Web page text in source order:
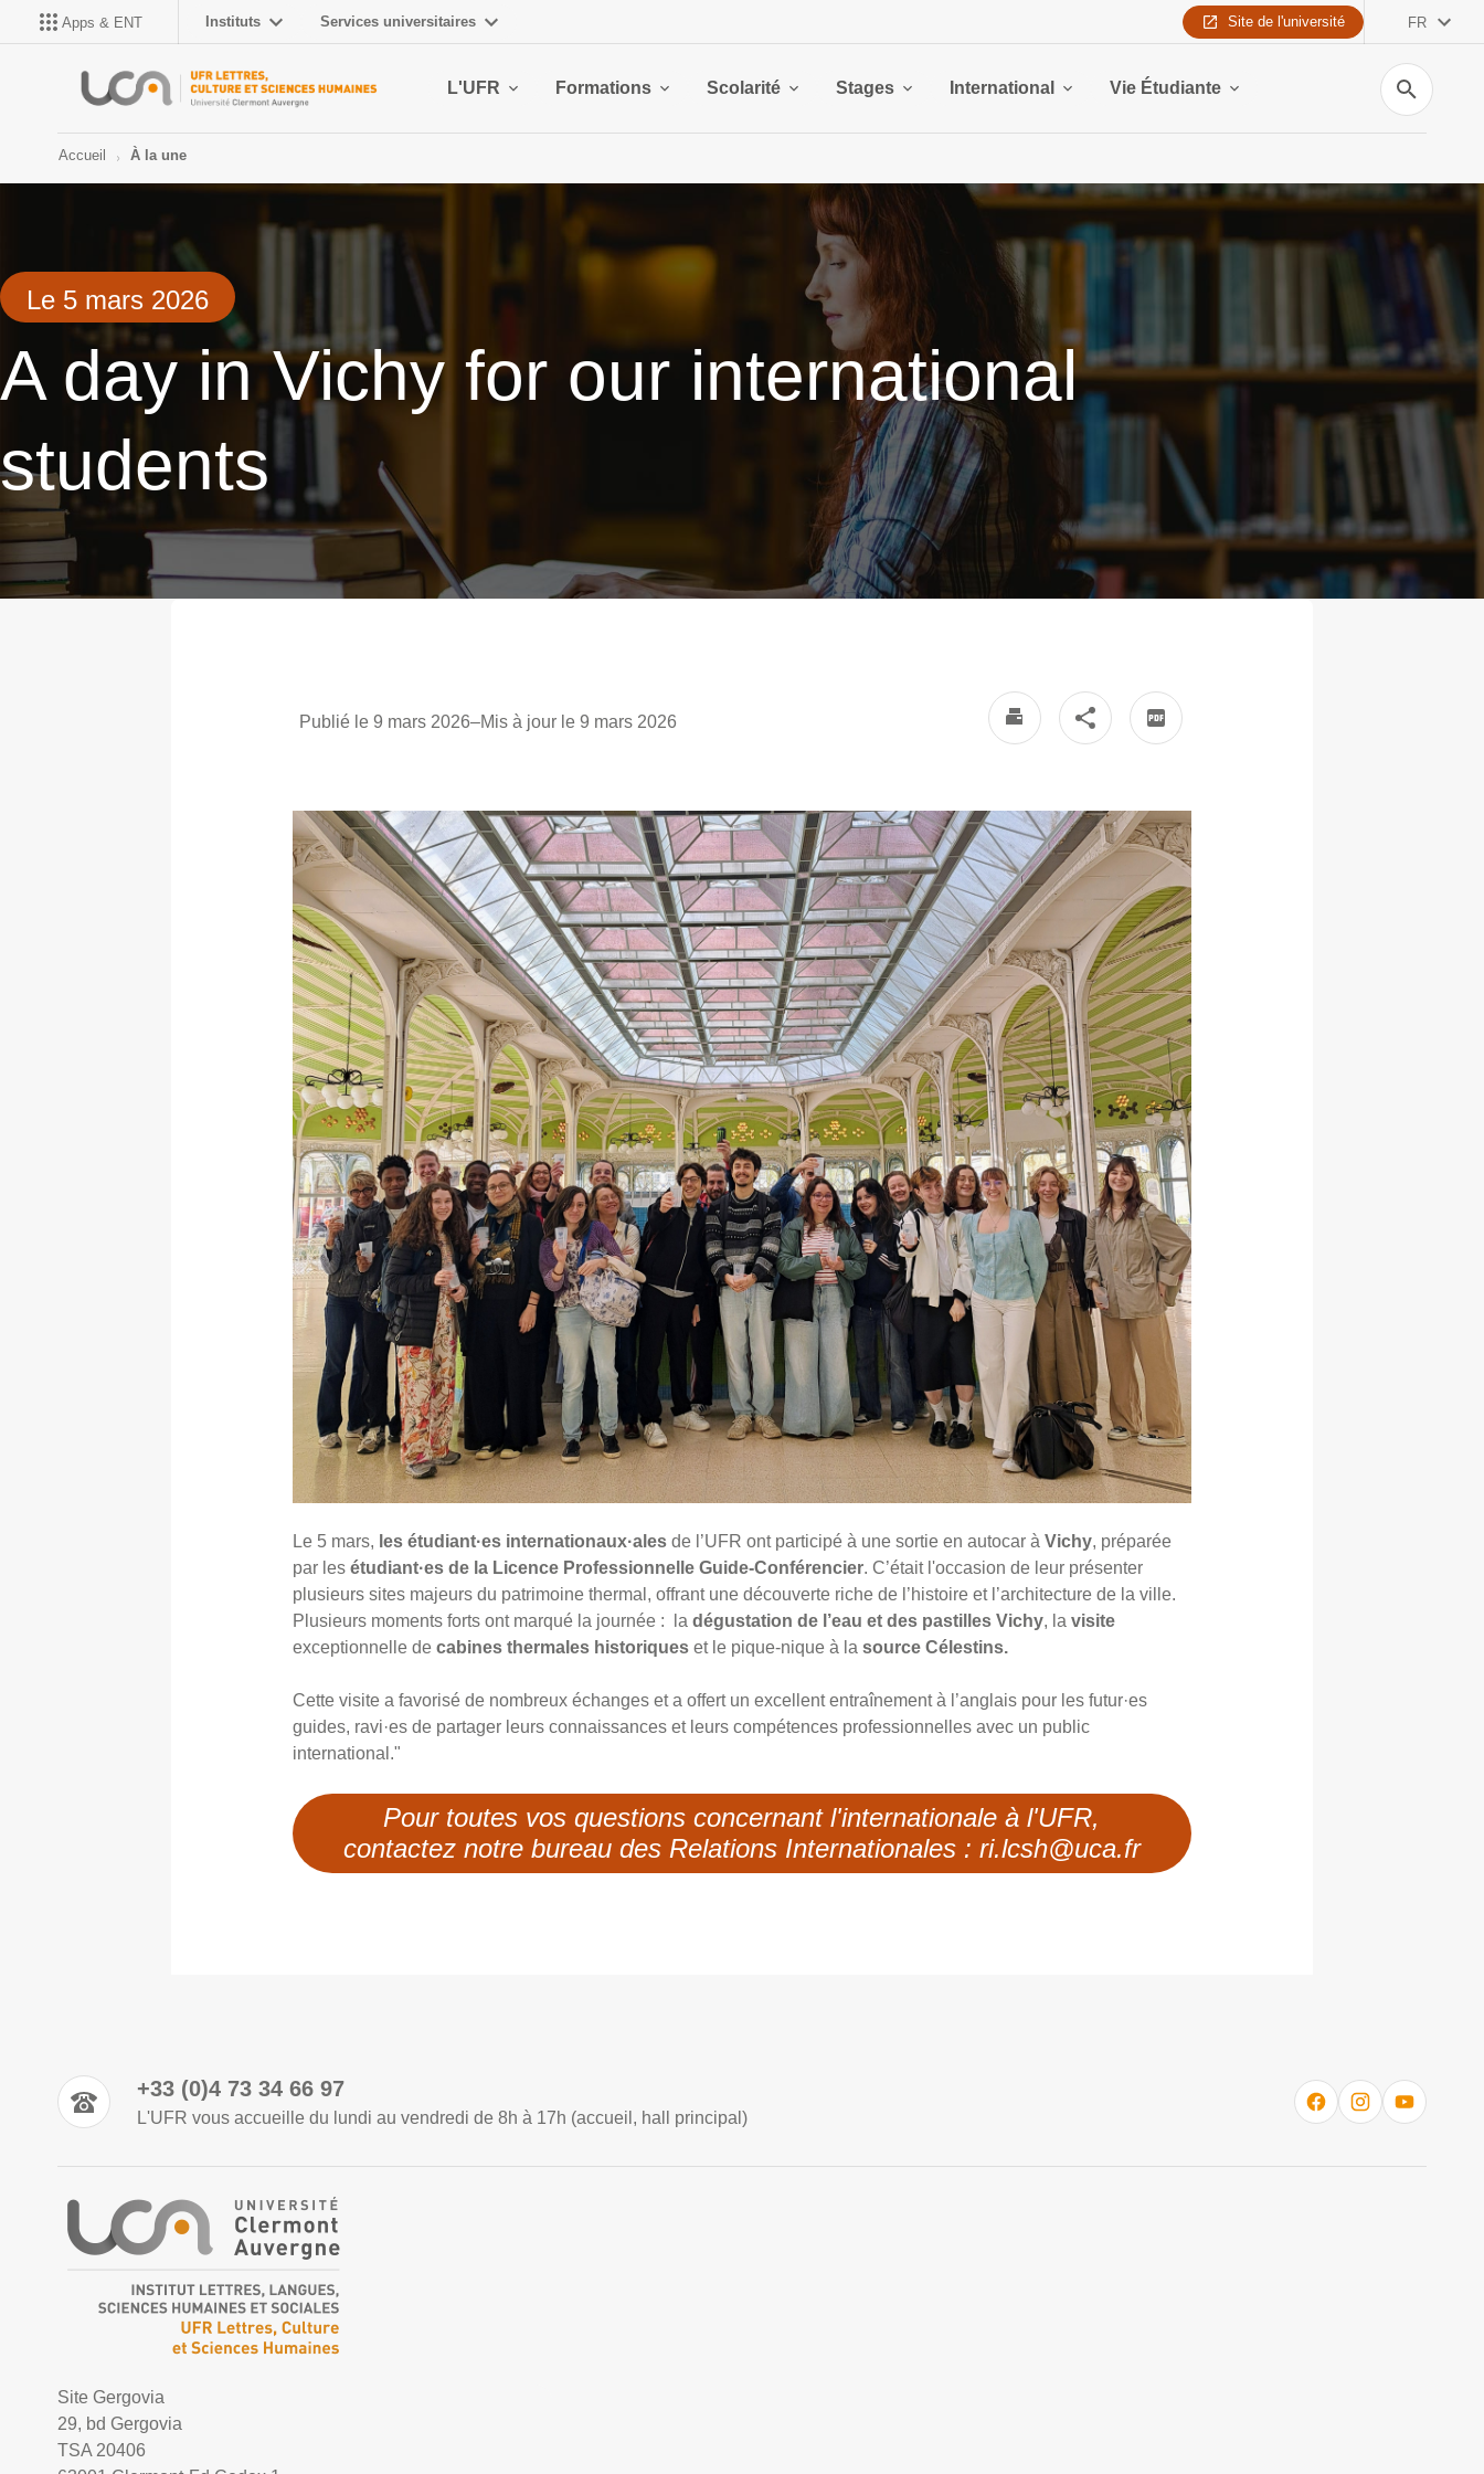
Apps & ENT Instituts Services universitaires Site de l'université FR
L'UFR Formations Scolarité Stages International Vie Étudiante
Recherche
Accueil À la une
Le 5 mars 2026
A day in Vichy for our international
students
Publié le 9 mars 2026–Mis à jour le 9 mars 2026
Le 5 mars, les étudiant·es internationaux·ales de l’UFR ont participé à une sortie en autocar àVichy, préparée
par lesétudiant·es de la Licence Professionnelle Guide-Conférencier. C’était l'occasion de leur présenter
plusieurs sites majeurs du patrimoine thermal, offrant une découverte riche de l’histoire et l’architecture de la ville.
Plusieurs moments forts ont marqué la journée : ladégustation de l’eau et des pastilles Vichy, lavisite
exceptionnelle decabines thermales historiques et le pique‑nique à lasource Célestins.
Cette visite a favorisé de nombreux échanges et a offert un excellent entraînement à l’anglais pour les futur·es
guides, ravi·es de partager leurs connaissances et leurs compétences professionnelles avec un public
international."
Pour toutes vos questions concernant l'internationale à l'UFR,
contactez notre bureau des Relations Internationales : ri.lcsh@uca.fr
+33 (0)4 73 34 66 97
L'UFR vous accueille du lundi au vendredi de 8h à 17h (accueil, hall principal)
Site Gergovia
29, bd Gergovia
TSA 20406